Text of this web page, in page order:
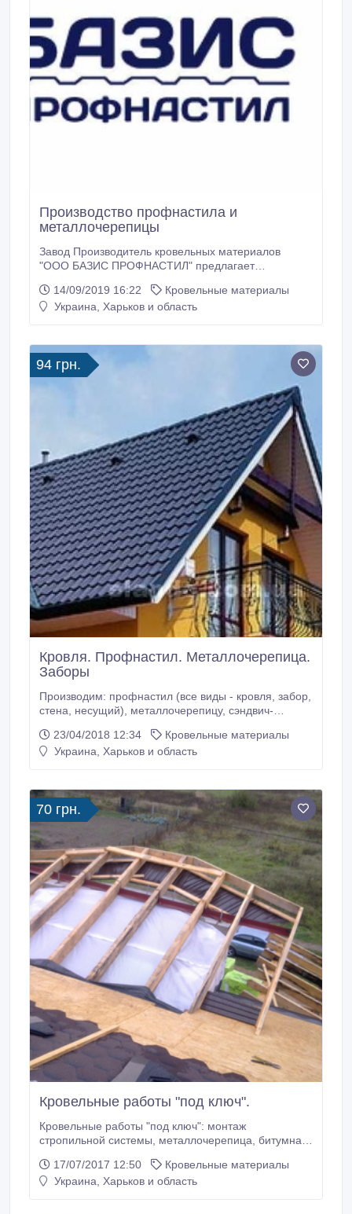
Производство профнастила и
металлочерепицы
Завод Производитель кровельных материалов
"ООО БАЗИС ПРОФНАСТИЛ" предлагает
именно С8, ПС10, ПК20, НС35, НС44, Н57, Н75. А
так же все сопутствующие товары: - кровельные
14/09/2019 16:22
Кровельные материалы
Украина, Харьков и область
94 грн.
Кровля. Профнастил. Металлочерепица.
Заборы
Производим: профнастил (все виды - кровля, забор,
стена, несущий), металлочерепицу, сэндвич-
Комплектуем: саморезы, утеплитель минвата,
водосточные системы, подкровельные плёнки,
забора - доставка бесплатно.
23/04/2018 12:34
Кровельные материалы
Украина, Харьков и область
70 грн.
Кровельные работы "под ключ".
Кровельные работы "под ключ": монтаж
стропильной системы, металлочерепица, битумная
композитная черепица, полимерно-песчанная
черепица, керамическая черепица, утепление
17/07/2017 12:50
Кровельные материалы
Украина, Харьков и область